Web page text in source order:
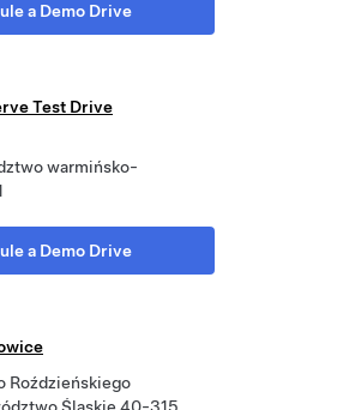
a Demo Drive
Test Drive
warmińsko-
a Demo Drive
Roździeńskiego